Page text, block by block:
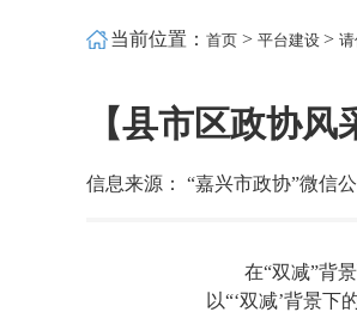
当前位置： 首页 > 平台建设 >
【县市区政协
信息来源： “嘉兴市政协”微信
在“双减”背
以“‘双减’背景